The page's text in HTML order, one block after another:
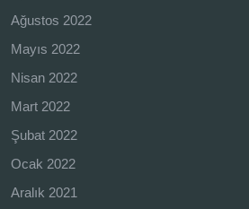
Ağustos 2022
Mayıs 2022
Nisan 2022
Mart 2022
Şubat 2022
Ocak 2022
Aralık 2021